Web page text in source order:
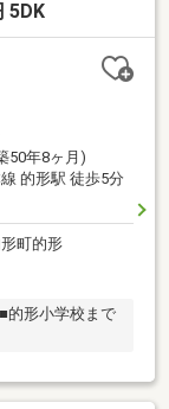
5DK
50年8ヶ月)
的形駅 徒歩5分
町的形
的形小学校まで